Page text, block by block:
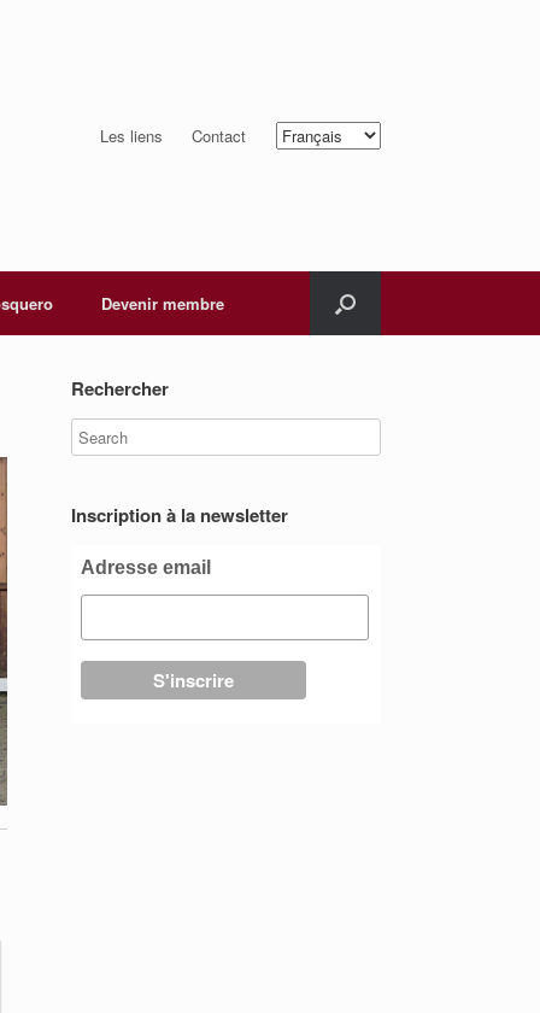
Les liens Contact
Choisir
une
Devenir membre
Rechercher
Inscription à la newsletter
Adresse email